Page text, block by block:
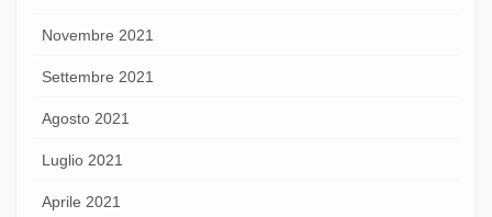
Novembre 2021
Settembre 2021
Agosto 2021
Luglio 2021
Aprile 2021